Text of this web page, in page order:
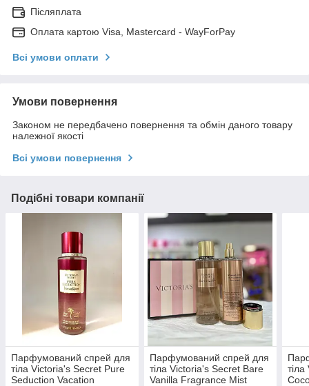
Післяплата
Оплата картою Visa, Mastercard - WayForPay
Всі умови оплати
Умови повернення
Законом не передбачено повернення та обмін даного товару
належної якості
Всі умови повернення
Подібні товари компанії
Парфумований спрей для
тіла Victoria's Secret Pure
Seduction Vacation
Парфумований спрей для
тіла Victoria's Secret Bare
Vanilla Fragrance Mist